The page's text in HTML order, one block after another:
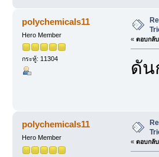
polychemicals11
Hero Member
กระทู้: 11304
« ตอบกลั
ดัน
polychemicals11
Hero Member
« ตอบกลั